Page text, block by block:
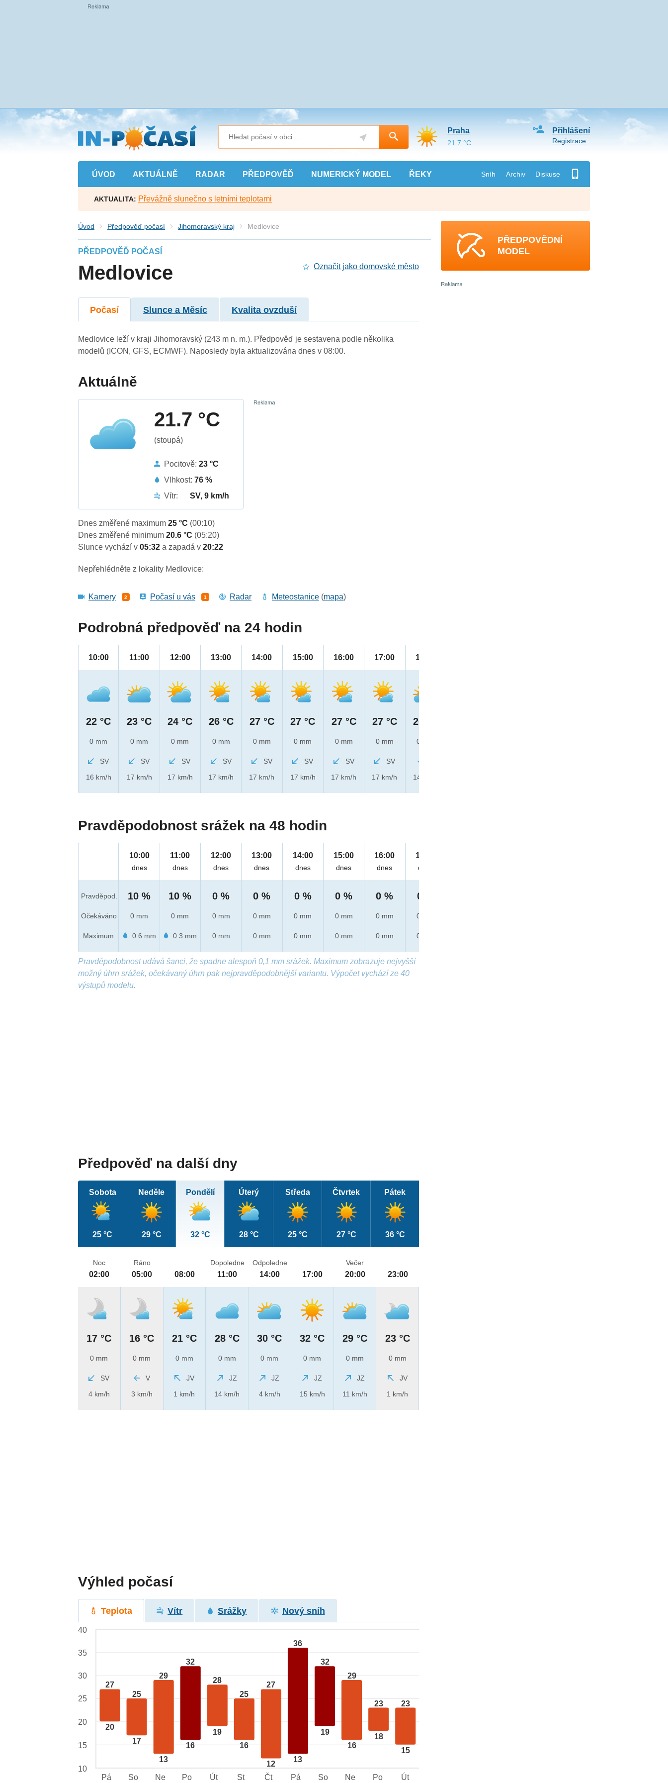
Přejít
na
hlavní
obsah
ÚVOD AKTUÁLNĚ RADAR PŘEDPOVĚĎ NUMERICKÝ MODEL ŘEKY Sníh Archiv Diskuse
Přihlášení
Registrace
Praha
21.7 °C
AKTUALITA: Převážně slunečno s letními teplotami
Úvod Předpověď počasí Jihomoravský kraj Medlovice
PŘEDPOVĚĎ POČASÍ
Medlovice Označit jako domovské město
Počasí Slunce a Měsíc Kvalita ovzduší
Medlovice leží v kraji Jihomoravský (243 m n. m.). Předpověď je sestavena podle několika
modelů (ICON, GFS, ECMWF). Naposledy byla aktualizována dnes v 08:00.
Aktuálně
21.7 °C
(stoupá)
Pocitově:23 °C
Vlhkost:76 %
Vítr:
SV, 9 km/h
Dnes změřené maximum25 °C (00:10)
Dnes změřené minimum20.6 °C (05:20)
Slunce vychází v05:32a zapadá v20:22
Nepřehlédněte z lokality Medlovice:
Kamery 2 Počasí u vás 1 Radar Meteostanice (mapa)
Podrobná předpověď na 24 hodin
10:00
22 °C
0 mm
SV
16 km/h
11:00
23 °C
0 mm
SV
17 km/h
12:00
24 °C
0 mm
SV
17 km/h
13:00
26 °C
0 mm
SV
17 km/h
14:00
27 °C
0 mm
SV
17 km/h
15:00
27 °C
0 mm
SV
17 km/h
16:00
27 °C
0 mm
SV
17 km/h
17:00
27 °C
0 mm
SV
17 km/h
18:00
26 °C
0 mm
14 km/h
Pravděpodobnost srážek na 48 hodin
Pravděpod.
Očekáváno
Maximum
10:00
dnes
10 %
0 mm
0.6 mm
11:00
dnes
10 %
0 mm
0.3 mm
12:00
dnes
0 %
0 mm
0 mm
13:00
dnes
0 %
0 mm
0 mm
14:00
dnes
0 %
0 mm
0 mm
15:00
dnes
0 %
0 mm
0 mm
16:00
dnes
0 %
0 mm
0 mm
17:00
dnes
0 %
0 mm
0 mm
Pravděpodobnost udává šanci, že spadne alespoň 0,1 mm srážek. Maximum zobrazuje nejvyšší
možný úhrn srážek, očekávaný úhrn pak nejpravděpodobnější variantu. Výpočet vychází ze 40
výstupů modelu.
Předpověď na další dny
Sobota
25 °C
Neděle
29 °C
Pondělí
32 °C
Úterý
28 °C
Středa
25 °C
Čtvrtek
27 °C
Pátek
36 °C
Noc
02:00
17 °C
0 mm
SV
4 km/h
Ráno
05:00
16 °C
0 mm
V
3 km/h
08:00
21 °C
0 mm
JV
1 km/h
Dopoledne
11:00
28 °C
0 mm
JZ
14 km/h
Odpoledne
14:00
30 °C
0 mm
JZ
4 km/h
17:00
32 °C
0 mm
JZ
15 km/h
Večer
20:00
29 °C
0 mm
JZ
11 km/h
23:00
23 °C
0 mm
JV
1 km/h
Výhled počasí
Teplota Vítr Srážky Nový sníh
27
20
25
17
29
13
32
16
28
19
25
16
27
12
36
13
32
19
29
16
23
18
23
15
40
35
30
25
20
15
10
Pá
So Ne Po Út St Čt Pá So Ne Po Út
PŘEDPOVĚDNÍ
MODEL